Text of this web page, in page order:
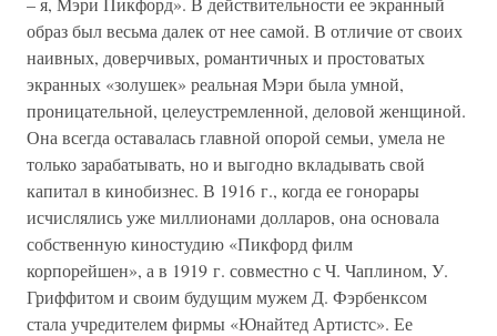
образ был весьма далек от нее самой. В отличие от своих
наивных, доверчивых, романтичных и простоватых
экранных «золушек» реальная Мэри была умной,
проницательной, целеустремленной, деловой женщиной.
Она всегда оставалась главной опорой семьи, умела не
только зарабатывать, но и выгодно вкладывать свой
капитал в кинобизнес. В 1916 г., когда ее гонорары
исчислялись уже миллионами долларов, она основала
собственную киностудию «Пикфорд филм
корпорейшен», а в 1919 г. совместно с Ч. Чаплином, У.
Гриффитом и своим будущим мужем Д. Фэрбенксом
стала учредителем фирмы «Юнайтед Артистс». Ее